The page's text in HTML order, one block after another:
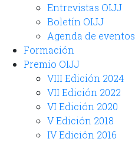
Entrevistas OIJJ
Boletín OIJJ
Agenda de eventos
Formación
Premio OIJJ
VIII Edición 2024
VII Edición 2022
VI Edición 2020
V Edición 2018
IV Edición 2016